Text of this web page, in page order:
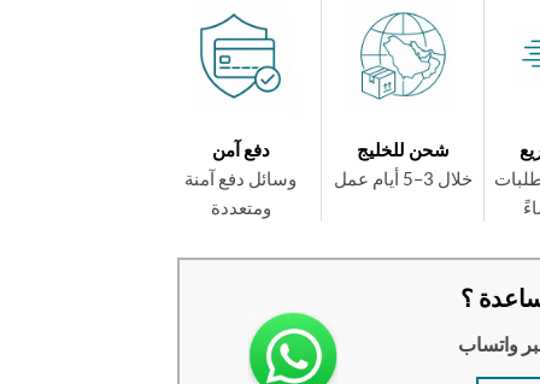
شحن للخليج
خلال 3–5 أيام عمل
دفع آمن
وسائل دفع آمنة
ومتعددة
؟
واتساب